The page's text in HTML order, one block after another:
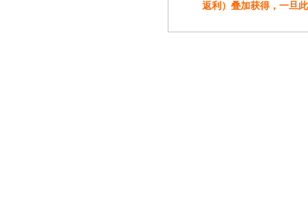
返利）叠加获得，一旦